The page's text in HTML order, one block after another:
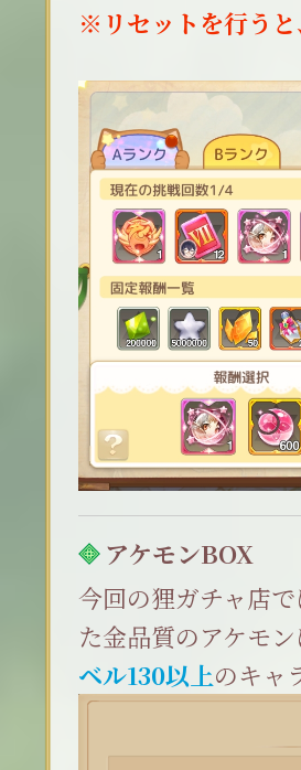
※リセットを行う
アケモンBOX
今回の狸ガチャ店で
た金品質のアケモン
ベル130以上のキャ